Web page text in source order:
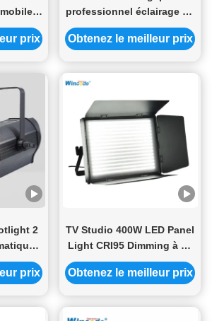
lumière
prix
professionnel éclairage de
scène BSW tête en
mouvement avec 3
connecteur XLR Dmx
Obtenez le meilleur prix
2
LED
CRI97
prix
TV Studio 400W LED Panel
Light CRI95 Dimming à 16
bits 120° Faisceau
DMX512 Compatible avec
Obtenez le meilleur prix